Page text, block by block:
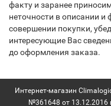
факту и заранее
неточности в описании
совершении покупки,
интересующие Вас
до оформления заказа.
Интернет-магазин
№361648 от 13.12.2016